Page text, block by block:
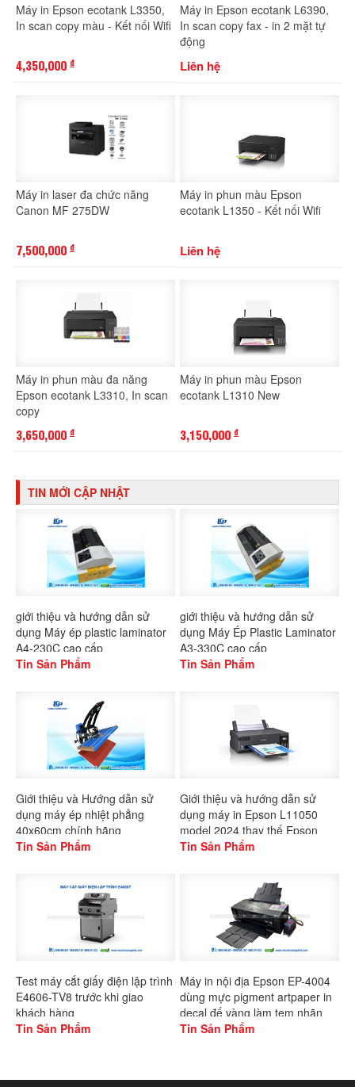
Máy in Epson ecotank L3350,
In scan copy màu - Kết nối Wifi
4,350,000 đ
Máy in Epson ecotank L6390,
In scan copy fax - in 2 mặt tự
động
Liên hệ
Máy in laser đa chức năng
Canon MF 275DW
7,500,000 đ
Máy in phun màu Epson
ecotank L1350 - Kết nối Wifi
Liên hệ
Máy in phun màu đa năng
Epson ecotank L3310, In scan
copy
3,650,000 đ
Máy in phun màu Epson
ecotank L1310 New
3,150,000 đ
TIN MỚI CẬP NHẬT
giới thiệu và hướng dẫn sử
dụng Máy ép plastic laminator
A4-230C cao cấp
Tin Sản Phẩm
giới thiệu và hướng dẫn sử
dụng Máy Ép Plastic Laminator
A3-330C cao cấp
Tin Sản Phẩm
Giới thiệu và Hướng dẫn sử
dụng máy ép nhiệt phẳng
40x60cm chính hãng
Gaoshang
Tin Sản Phẩm
Giới thiệu và hướng dẫn sử
dụng máy in Epson L11050
model 2024 thay thế Epson
L1300
Tin Sản Phẩm
Test máy cắt giấy điện lập trình
E4606-TV8 trước khi giao
khách hàng
Tin Sản Phẩm
Máy in nội địa Epson EP-4004
dùng mực pigment artpaper in
decal đế vàng làm tem nhãn
Tin Sản Phẩm